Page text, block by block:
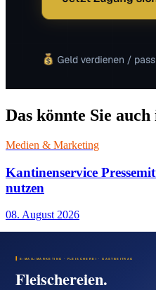
Das könnte Sie
Medien & Marketing
Kantinenservice
nutzen
08. August 2026
Partyservice
veröffentlichen